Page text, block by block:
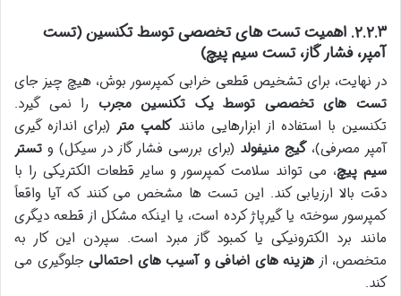
۲.۲.۳. اهمیت تست های تخصصی توسط تکنسین (تست
آمپر، فشار گاز، تست سیم پیچ)
در نهایت، برای تشخیص قطعی خرابی کمپرسور بوش، هیچ چیز جای
تست های تخصصی توسط یک تکنسین مجرب را نمی گیرد.
تکنسین با استفاده از ابزارهایی مانندکلمپ متر (برای اندازه گیری
آمپر مصرفی)،گیج منیفولد (برای بررسی فشار گاز در سیکل) و تستر
سیم پیچ، می تواند سلامت کمپرسور و سایر قطعات الکتریکی را با
دقت بالا ارزیابی کند. این تست ها مشخص می کنند که آیا واقعاً
کمپرسور سوخته یا گیرپاژ کرده است، یا اینکه مشکل از قطعه دیگری
مانند برد الکترونیکی یا کمبود گاز مبرد است. سپردن این کار به
متخصص، از هزینه های اضافی و آسیب های احتمالی جلوگیری می
کند.